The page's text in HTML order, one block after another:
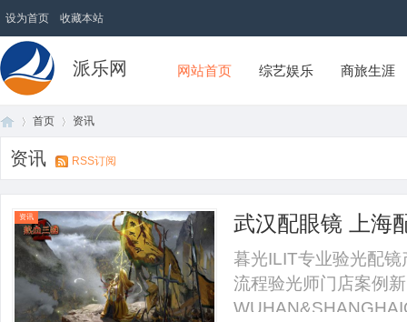
设为首页 收藏本站
派乐网 网站首页 综艺娱乐 商旅生涯
首页 资讯
资讯 RSS订阅
资讯 武汉配眼镜 上海
暮光ILIT专业验光配
流程验光师门店案例